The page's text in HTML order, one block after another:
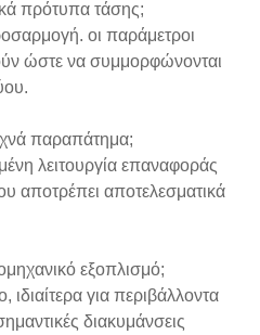
πρότυπα τάσης;
οι παράμετροι
ώστε να συμμορφώνονται
παραπάτημα;
λειτουργία επαναφοράς
αποτρέπει αποτελεσματικά
εξοπλισμό;
για περιβάλλοντα
διακυμάνσεις